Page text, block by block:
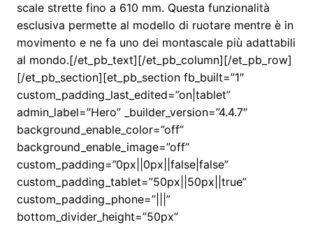
scale strette fino a 610 mm. Questa funzionalità
esclusiva permette al modello di ruotare mentre è in
movimento e ne fa uno dei montascale più adattabili
al mondo.[/et_pb_text][/et_pb_column][/et_pb_row]
[/et_pb_section][et_pb_section fb_built=”1″
custom_padding_last_edited=”on|tablet”
admin_label=”Hero” _builder_version=”4.4.7″
background_enable_color=”off”
background_enable_image=”off”
custom_padding=”0px||0px||false|false”
custom_padding_tablet=”50px||50px||true”
custom_padding_phone=”|||”
bottom_divider_height=”50px”